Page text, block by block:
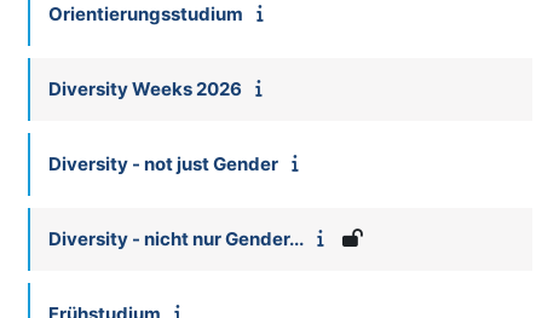
Orientierungsstudium
Diversity Weeks 2026
Diversity - not just Gender
Diversity - nicht nur Gender...
Frühstudium